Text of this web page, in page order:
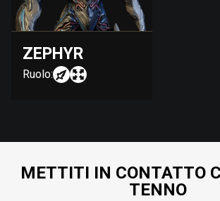
ZEPHYR
Ruolo:
METTITI IN CONTATTO
TENNO